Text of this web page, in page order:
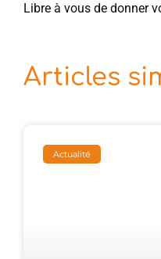
Libre à vous de donner
Articles
Actualité